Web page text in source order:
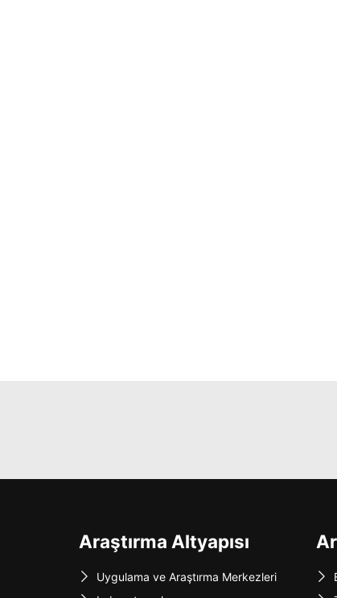
Araştırma Altyapısı
Uygulama ve Araştırma Merkezleri